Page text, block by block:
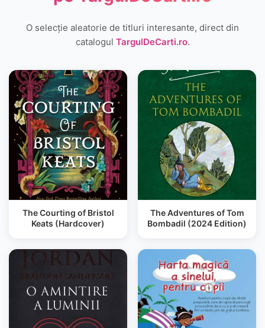
O selecție aleatorie de titluri interesante, direct din
catalogul TargulDeCarti.ro.
The Courting of Bristol
Keats (Hardcover)
The Adventures of Tom
Bombadil (2024 Edition)